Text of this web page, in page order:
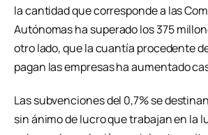
la cantidad que corresponde a las
Autónomas ha superado los 375
otro lado, que la cuantía procedente
pagan las empresas ha aumentado
Las subvenciones del 0,7% se
sin ánimo de lucro que trabajan en la